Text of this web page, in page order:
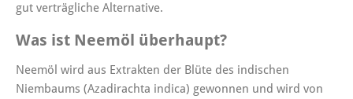
gut verträgliche Alternative.
Was ist Neemöl überhaupt?
Neemöl wird aus Extrakten der Blüte des indischen
Niembaums (Azadirachta indica) gewonnen und wird von